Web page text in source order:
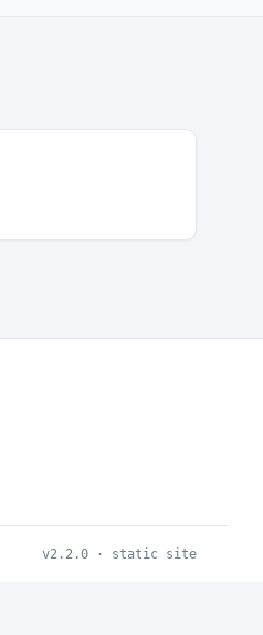
v2.2.0 · static site